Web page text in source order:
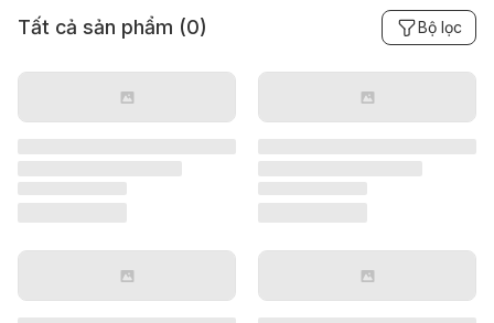
Tất cả sản phẩm (0) Bộ lọc